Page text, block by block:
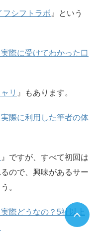
フシフトラボ 』という
際に受けてわかった口
リ 』もあります。
際に利用した筆者の体
』ですが、すべて初回は
ので、興味があるサー
。
際どうなの？5社以上